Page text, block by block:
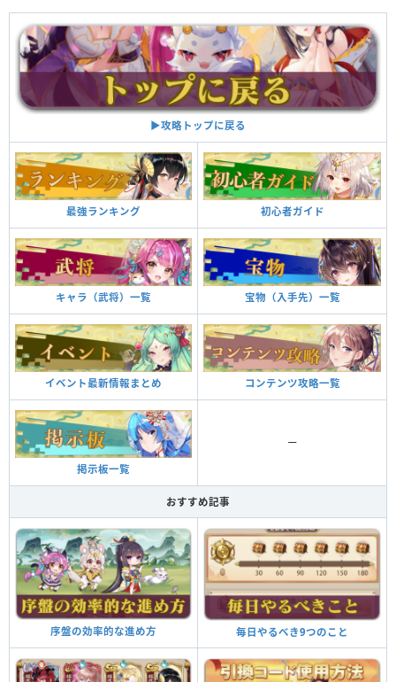
▶︎攻略トップに戻る
最強ランキング 初心者ガイド
キャラ（武将）一覧 宝物（入手先）一覧
イベント最新情報まとめ コンテンツ攻略一覧
掲示板一覧
ー
おすすめ記事
序盤の効率的な進め方 毎日やるべき9つのこと